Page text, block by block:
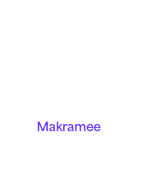
Makramee